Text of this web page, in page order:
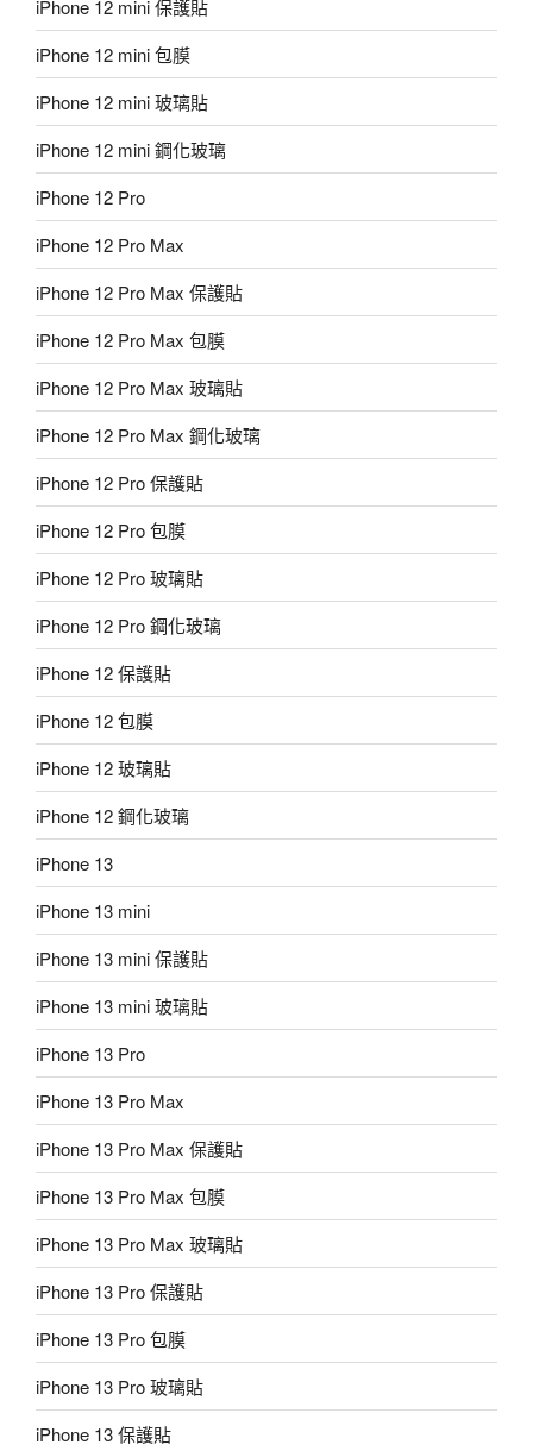
iPhone 12 mini 保護貼
iPhone 12 mini 包膜
iPhone 12 mini 玻璃貼
iPhone 12 mini 鋼化玻璃
iPhone 12 Pro
iPhone 12 Pro Max
iPhone 12 Pro Max 保護貼
iPhone 12 Pro Max 包膜
iPhone 12 Pro Max 玻璃貼
iPhone 12 Pro Max 鋼化玻璃
iPhone 12 Pro 保護貼
iPhone 12 Pro 包膜
iPhone 12 Pro 玻璃貼
iPhone 12 Pro 鋼化玻璃
iPhone 12 保護貼
iPhone 12 包膜
iPhone 12 玻璃貼
iPhone 12 鋼化玻璃
iPhone 13
iPhone 13 mini
iPhone 13 mini 保護貼
iPhone 13 mini 玻璃貼
iPhone 13 Pro
iPhone 13 Pro Max
iPhone 13 Pro Max 保護貼
iPhone 13 Pro Max 包膜
iPhone 13 Pro Max 玻璃貼
iPhone 13 Pro 保護貼
iPhone 13 Pro 包膜
iPhone 13 Pro 玻璃貼
iPhone 13 保護貼